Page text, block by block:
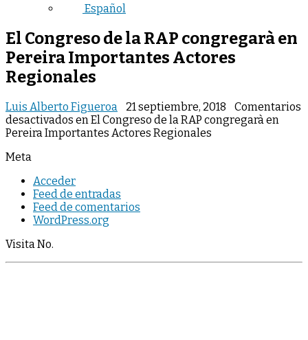
Español
El Congreso de la RAP congregarà en
Pereira Importantes Actores
Regionales
Luis Alberto Figueroa 21 septiembre, 2018
Comentarios
desactivados en El Congreso de la RAP congregarà en
Pereira Importantes Actores Regionales
Meta
Acceder
Feed de entradas
Feed de comentarios
WordPress.org
Visita No.